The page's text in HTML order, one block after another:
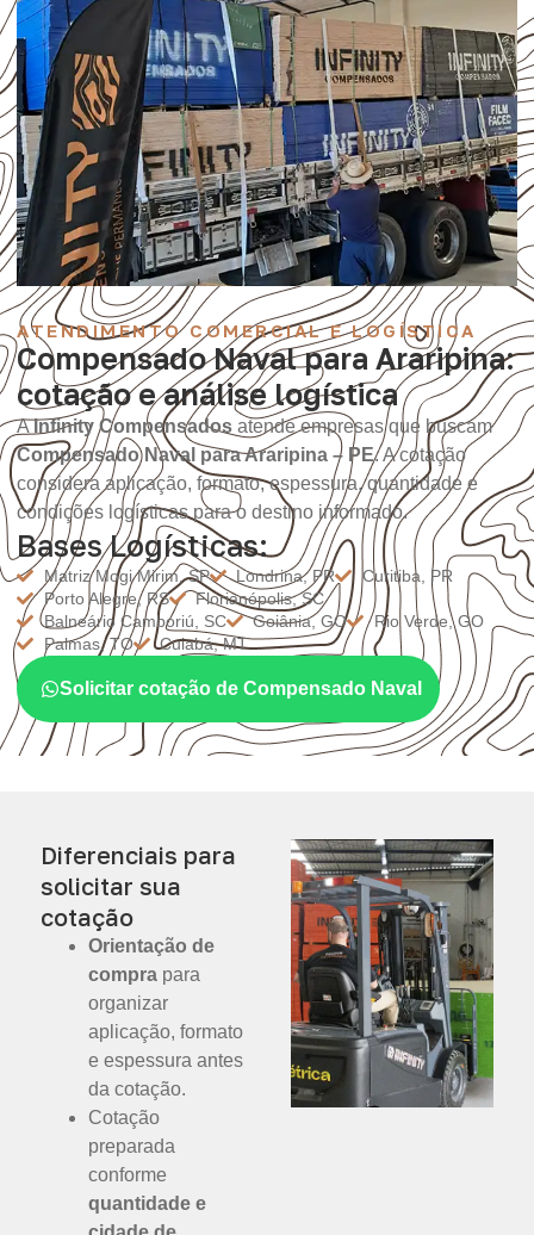
ATENDIMENTO COMERCIAL E LOGÍSTICA
Compensado Naval para Araripina:
cotação e análise logística
AInfinity Compensados atende empresas que buscam
Compensado Naval para Araripina – PE. A cotação
considera aplicação, formato, espessura, quantidade e
condições logísticas para o destino informado.
Bases Logísticas:
Matriz Mogi Mirim, SP Londrina, PR
Curitiba, PR
Porto Alegre, RS
Florianópolis, SC
Balneário Camboriú, SC
Goiânia, GO
Rio Verde, GO
Palmas, TO
Cuiabá, MT
Solicitar cotação de Compensado Naval
Diferenciais para
solicitar sua
cotação
Orientação de
compra para
organizar
aplicação, formato
e espessura antes
da cotação.
Cotação
preparada
conforme
quantidade e